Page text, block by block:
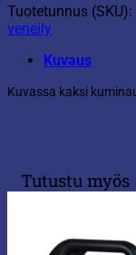
vihreä
määrä
Tuotetunnus (SKU):
veneily
Kuvaus
Kuvassa kaksi
Tutustu myös